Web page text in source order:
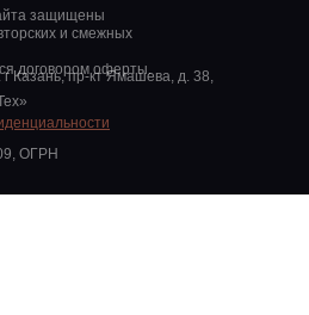
ОГРН
защищены
и смежных
договором оферты.
Казань, пр-кт Ямашева, д. 38,